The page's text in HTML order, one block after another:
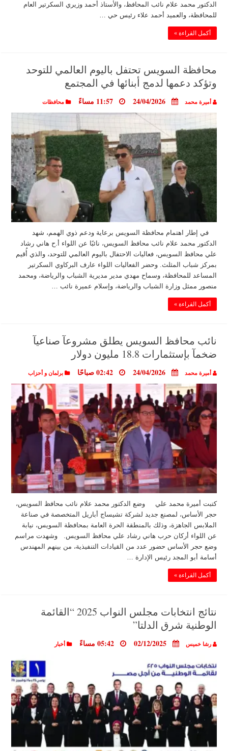
الدكتور محمد علام نائب المحافظ، والأستاذ أحمد وزيري السكرتير العام
للمحافظة، والعميد أحمد علاء رئيس حي …
أكمل القراءة »
محافظة السويس تحتفل باليوم العالمي للتوحد
وتؤكد دعمها لدمج أبنائها في المجتمع
أميرة محمد 24/04/2026 11:57 مساءً محافظات
في إطار اهتمام محافظة السويس برعاية ودعم ذوي الهمم، شهد
الدكتور محمد علام نائب محافظ السويس، نائبًا عن اللواء أ.ح هاني رشاد
علي محافظ السويس، فعاليات الاحتفال باليوم العالمي للتوحد، والذي أُقيم
بمركز شباب المثلث. وحضر الفعاليات اللواء عارف البركاوي السكرتير
المساعد للمحافظة، وسماح مهدي مدير مديرية الشباب والرياضة، ومحمد
منصور ممثل وزارة الشباب والرياضة، وإسلام عميرة نائب …
أكمل القراءة »
نائب محافظ السويس يطلق مشروعآ صناعيآ
ضخمآ بإستثمارات 18.8 مليون دولار
أميرة محمد 24/04/2026 02:42 صباحًا برلمان و أحزاب
كتبت أميرة محمد علي وضع الدكتور محمد علام نائب محافظ السويس،
حجر الأساس، لمصنع جديد لشركة تشيساج أباريل المتخصصة في صناعة
الملابس الجاهزة، وذلك بالمنطقة الحرة العامة بمحافظة السويس، نيابة
عن اللواء أركان حرب هاني رشاد علي محافظ السويس. وشهدت مراسم
وضع حجر الأساس حضور عدد من القيادات التنفيذية، من بينهم المهندس
أسامة أبو المجد رئيس الإدارة …
أكمل القراءة »
نتائج انتخابات مجلس النواب 2025 “القائمة
الوطنية شرق الدلتا”
رشا خميس 02/12/2025 05:42 مساءً أخبار